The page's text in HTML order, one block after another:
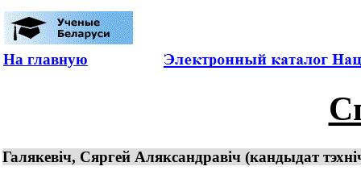
На главную
Галякевіч, Сяргей Аляксандравіч (кандыдат